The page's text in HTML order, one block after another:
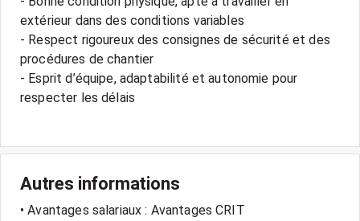
extérieur dans des conditions variables
- Respect rigoureux des consignes de sécurité et des
procédures de chantier
- Esprit d’équipe, adaptabilité et autonomie pour
respecter les délais
Autres informations
• Avantages salariaux : Avantages CRIT